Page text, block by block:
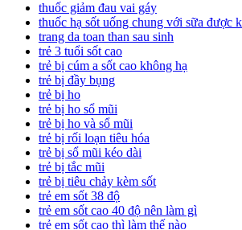
thuốc giảm đau vai gáy
thuốc hạ sốt uống chung với sữa được
trang da toan than sau sinh
trẻ 3 tuổi sốt cao
trẻ bị cúm a sốt cao không hạ
trẻ bị đầy bụng
trẻ bị ho
trẻ bị ho sổ mũi
trẻ bị ho và sổ mũi
trẻ bị rối loạn tiêu hóa
trẻ bị sổ mũi kéo dài
trẻ bị tắc mũi
trẻ bị tiêu chảy kèm sốt
trẻ em sốt 38 độ
trẻ em sốt cao 40 độ nên làm gì
trẻ em sốt cao thì làm thế nào